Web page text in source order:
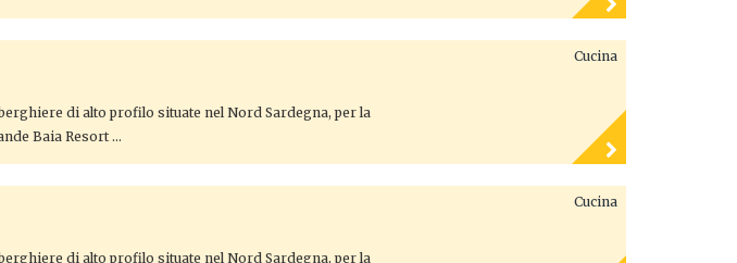
Cucina
di alto profilo situate nel Nord Sardegna, per la
Baia Resort …
Cucina
di alto profilo situate nel Nord Sardegna, per la